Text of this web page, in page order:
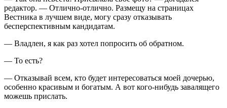
редактор. — Отлично-отлично. Размещу на страницах
Вестника в лучшем виде, могу сразу отказывать
бесперспективным кандидатам.
— Владлен, я как раз хотел попросить об обратном.
— То есть?
— Отказывай всем, кто будет интересоваться моей дочерью,
особенно красивым и богатым. А вот кого-нибудь завалящего
можешь прислать.